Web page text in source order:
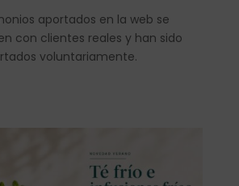
aportados en la web se
con clientes reales y han sido
voluntariamente.